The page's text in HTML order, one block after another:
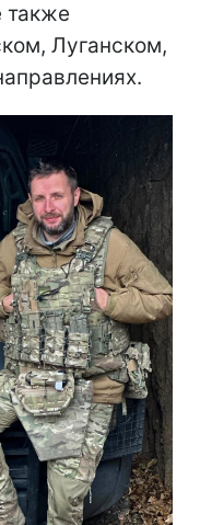
также
Луганском,